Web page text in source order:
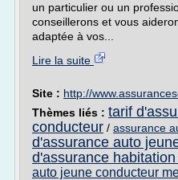
un particulier ou un
conseillerons et vous
adaptée à vos...
Lire la suite
Site : http://
Thèmes liés : tarif
conducteur / assurance
d'assurance auto
d'assurance
auto jeune conducteur